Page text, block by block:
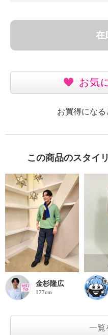
在
お気
お買得にな
この商品のスタイ
金杉隆広
177cm
一覧